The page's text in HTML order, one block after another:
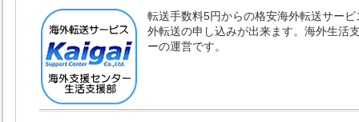
転送手数料5円からの格安海外転送サー
外転送の申し込みが出来ます。海外生活
ーの運営です。